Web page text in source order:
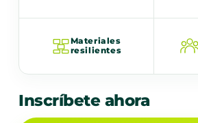
Materiales
resilientes
Inscríbete ahora